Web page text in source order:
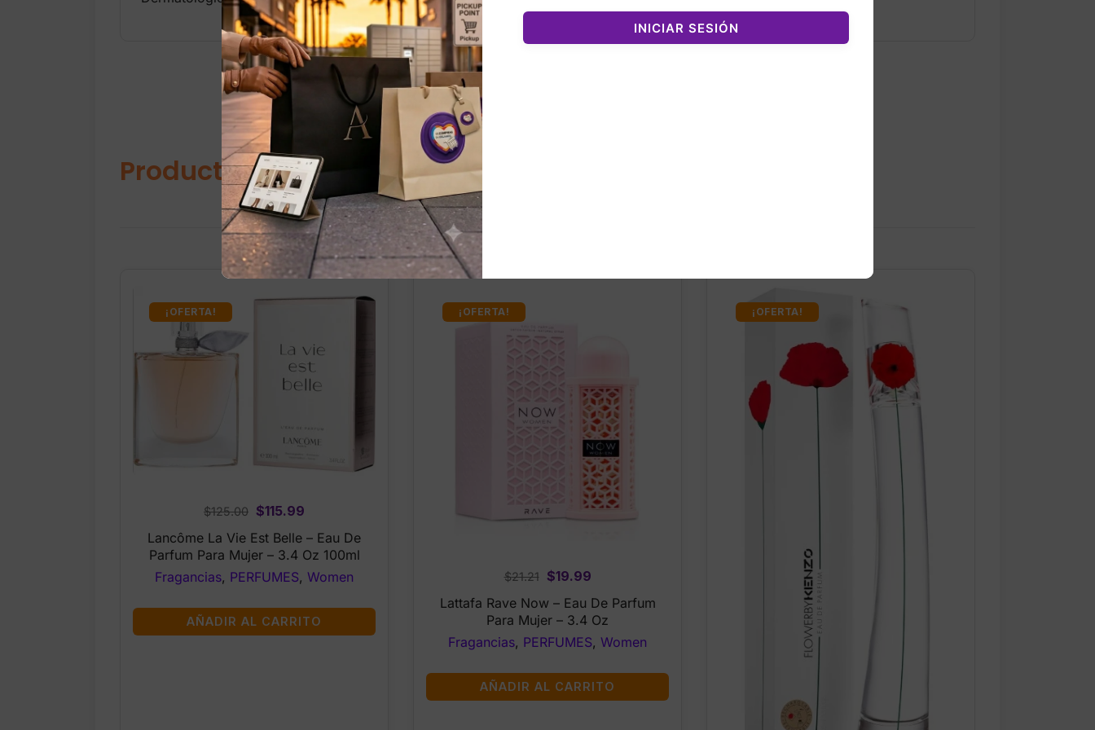
Productos relacionados
¡OFERTA!
$125.00 Original
price
was:
$125.00.
$115.99
price
is:
$115.99.
Lancôme La Vie Est Belle – Eau De
Parfum Para Mujer – 3.4 Oz 100ml
Fragancias, PERFUMES, Women
AÑADIR AL CARRITO
¡OFERTA!
$21.21
Original
price
was:
$21.21.
$19.99Current
price
is:
$19.99.
Lattafa Rave Now – Eau De Parfum
Para Mujer – 3.4 Oz
Fragancias, PERFUMES, Women
AÑADIR AL CARRITO
¡OFERTA!
INICIAR SESIÓN